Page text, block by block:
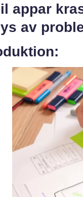
appar
av